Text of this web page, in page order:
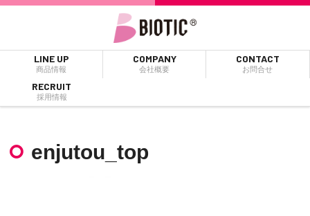
LINE UP
商品情報
COMPANY
会社概要
CONTACT
お問合せ
RECRUIT
採用情報
enjutou_top